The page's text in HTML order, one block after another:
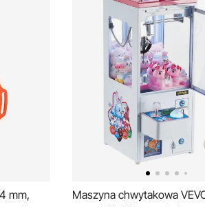
mm,
Maszyna chwytakowa